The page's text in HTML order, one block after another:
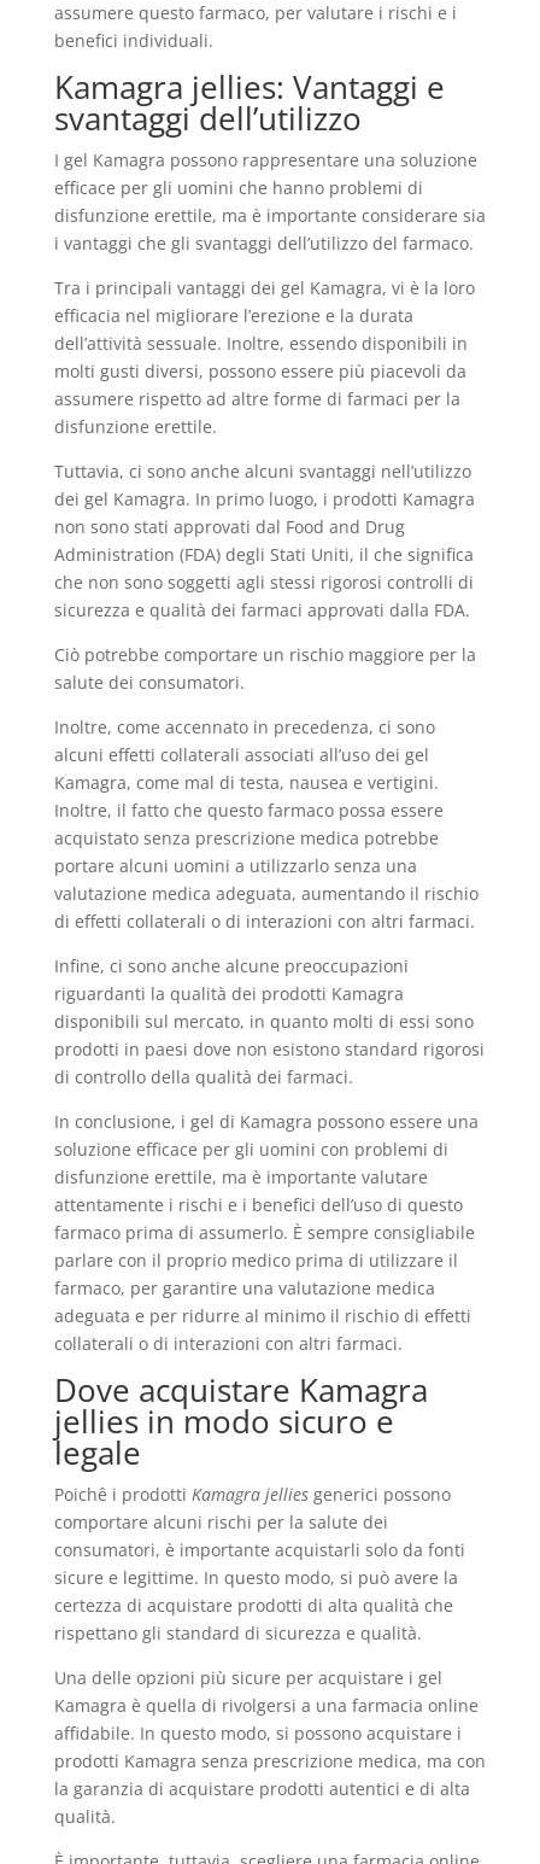
assumere questo farmaco, per valutare i rischi e i
benefici individuali.
Kamagra jellies: Vantaggi e
svantaggi dell’utilizzo
I gel Kamagra possono rappresentare una soluzione
efficace per gli uomini che hanno problemi di
disfunzione erettile, ma è importante considerare sia
i vantaggi che gli svantaggi dell’utilizzo del farmaco.
Tra i principali vantaggi dei gel Kamagra, vi è la loro
efficacia nel migliorare l’erezione e la durata
dell’attività sessuale. Inoltre, essendo disponibili in
molti gusti diversi, possono essere più piacevoli da
assumere rispetto ad altre forme di farmaci per la
disfunzione erettile.
Tuttavia, ci sono anche alcuni svantaggi nell’utilizzo
dei gel Kamagra. In primo luogo, i prodotti Kamagra
non sono stati approvati dal Food and Drug
Administration (FDA) degli Stati Uniti, il che significa
che non sono soggetti agli stessi rigorosi controlli di
sicurezza e qualità dei farmaci approvati dalla FDA.
Ciò potrebbe comportare un rischio maggiore per la
salute dei consumatori.
Inoltre, come accennato in precedenza, ci sono
alcuni effetti collaterali associati all’uso dei gel
Kamagra, come mal di testa, nausea e vertigini.
Inoltre, il fatto che questo farmaco possa essere
acquistato senza prescrizione medica potrebbe
portare alcuni uomini a utilizzarlo senza una
valutazione medica adeguata, aumentando il rischio
di effetti collaterali o di interazioni con altri farmaci.
Infine, ci sono anche alcune preoccupazioni
riguardanti la qualità dei prodotti Kamagra
disponibili sul mercato, in quanto molti di essi sono
prodotti in paesi dove non esistono standard rigorosi
di controllo della qualità dei farmaci.
In conclusione, i gel di Kamagra possono essere una
soluzione efficace per gli uomini con problemi di
disfunzione erettile, ma è importante valutare
attentamente i rischi e i benefici dell’uso di questo
farmaco prima di assumerlo. È sempre consigliabile
parlare con il proprio medico prima di utilizzare il
farmaco, per garantire una valutazione medica
adeguata e per ridurre al minimo il rischio di effetti
collaterali o di interazioni con altri farmaci.
Dove acquistare Kamagra
jellies in modo sicuro e
legale
Poichê i prodotti Kamagra jelliesgenerici possono
comportare alcuni rischi per la salute dei
consumatori, è importante acquistarli solo da fonti
sicure e legittime. In questo modo, si può avere la
certezza di acquistare prodotti di alta qualità che
rispettano gli standard di sicurezza e qualità.
Una delle opzioni più sicure per acquistare i gel
Kamagra è quella di rivolgersi a una farmacia online
affidabile. In questo modo, si possono acquistare i
prodotti Kamagra senza prescrizione medica, ma con
la garanzia di acquistare prodotti autentici e di alta
qualità.